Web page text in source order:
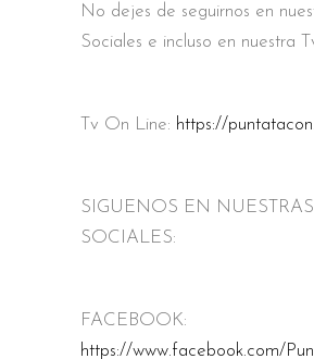
No dejes de seguirnos en
Sociales e incluso en nuestra
Tv On Line: https://
SIGUENOS EN
SOCIALES:
FACEBOOK:
https://www.facebook.com/